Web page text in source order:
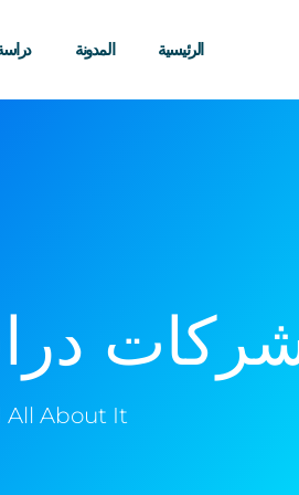
الرئيسية المدونة
All About It